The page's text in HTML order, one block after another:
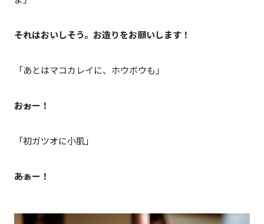
――それはおいしそう。お造りをお願いします！
「あとはマコカレイに、ホウボウも」
――おぉー！
「初ガツオに小肌」
――あぁー！